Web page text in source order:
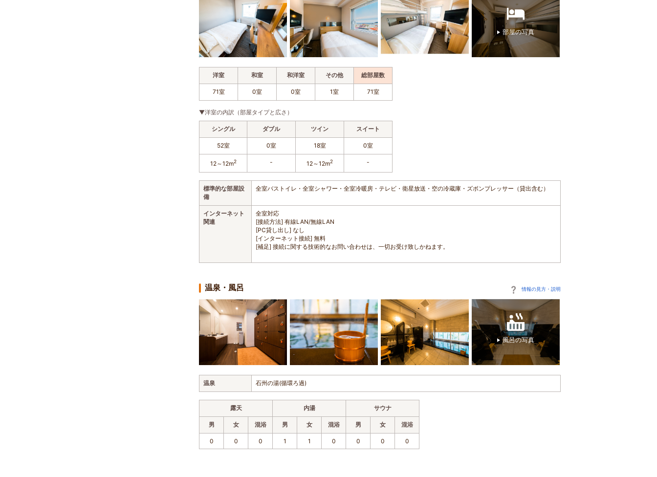
部屋の写真
洋室 和室 和洋室 その他 総部屋数
71室 0室 0室 1室 71室
▼洋室の内訳（部屋タイプと広さ）
シングル ダブル ツイン スイート
52室 0室 18室 0室
12～12m2 - 12～12m2 -
標準的な部屋設
備
全室バストイレ・全室シャワー・全室冷暖房・テレビ・衛星放送・空の冷蔵庫・ズボンプレッサー（貸出含む）
インターネット
関連
全室対応
[接続方法] 有線LAN/無線LAN
[PC貸し出し] なし
[インターネット接続] 無料
[補足] 接続に関する技術的なお問い合わせは、一切お受け致しかねます。
温泉・風呂 情報の見方・説明
風呂の写真
温泉 石州の湯(循環ろ過)
露天 内湯 サウナ
男 女 混浴 男 女 混浴 男 女 混浴
0 0 0 1 1 0 0 0 0